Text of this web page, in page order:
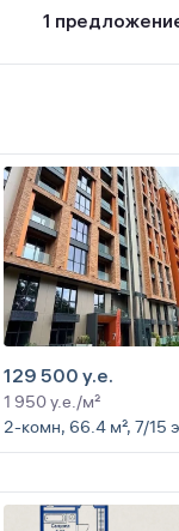
1
129 500 y.e.
1 950 y.e./м²
2-комн, 66.4 м², 7/15